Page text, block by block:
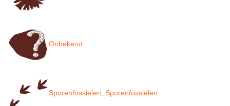
Onbekend
Sporenfossielen, Sporenfossielen